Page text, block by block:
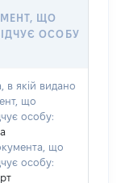
ЩО
ОСОБУ
в якій видано
що
особу:
що
особу: